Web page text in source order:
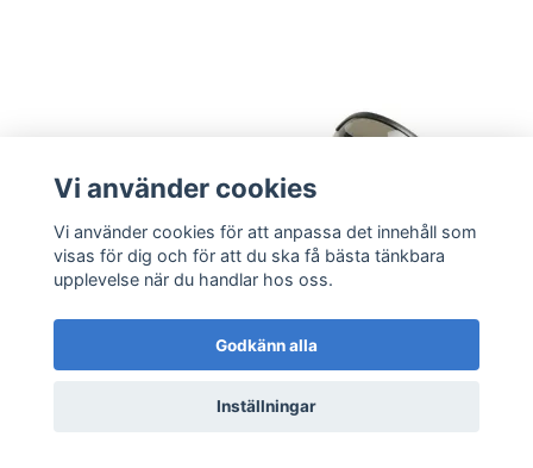
Vi använder cookies
Vi använder cookies för att anpassa det innehåll som
visas för dig och för att du ska få bästa tänkbara
upplevelse när du handlar hos oss.
Godkänn alla
Inställningar